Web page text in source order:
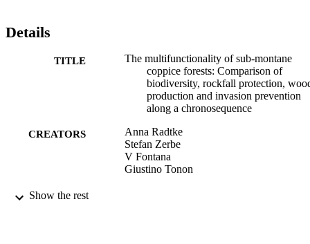
Details
TITLE
The multifunctionality of sub-montane
coppice forests: Comparison of
biodiversity, rockfall protection,
production and invasion prevention
along a chronosequence
CREATORS
Anna Radtke
Stefan Zerbe
V Fontana
Giustino Tonon
PUBLICATION
Show the rest